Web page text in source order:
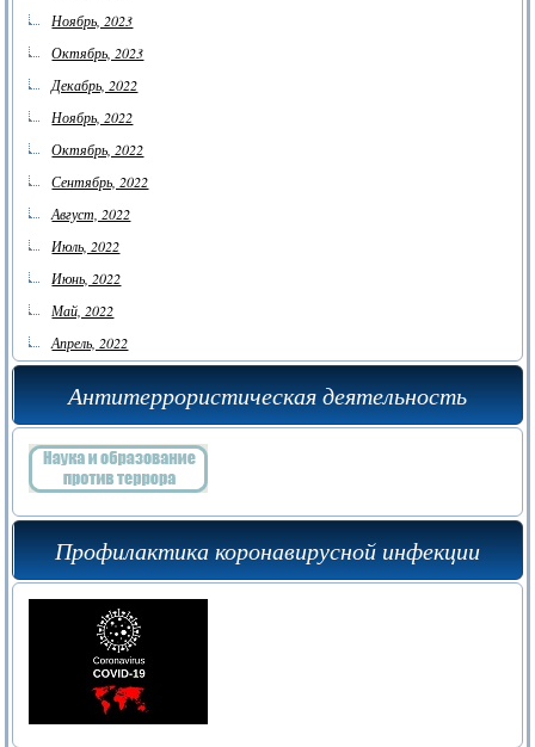
Ноябрь, 2023
Октябрь, 2023
Декабрь, 2022
Ноябрь, 2022
Октябрь, 2022
Сентябрь, 2022
Август, 2022
Июль, 2022
Июнь, 2022
Май, 2022
Апрель, 2022
Антитеррористическая деятельность
Профилактика коронавирусной инфекции